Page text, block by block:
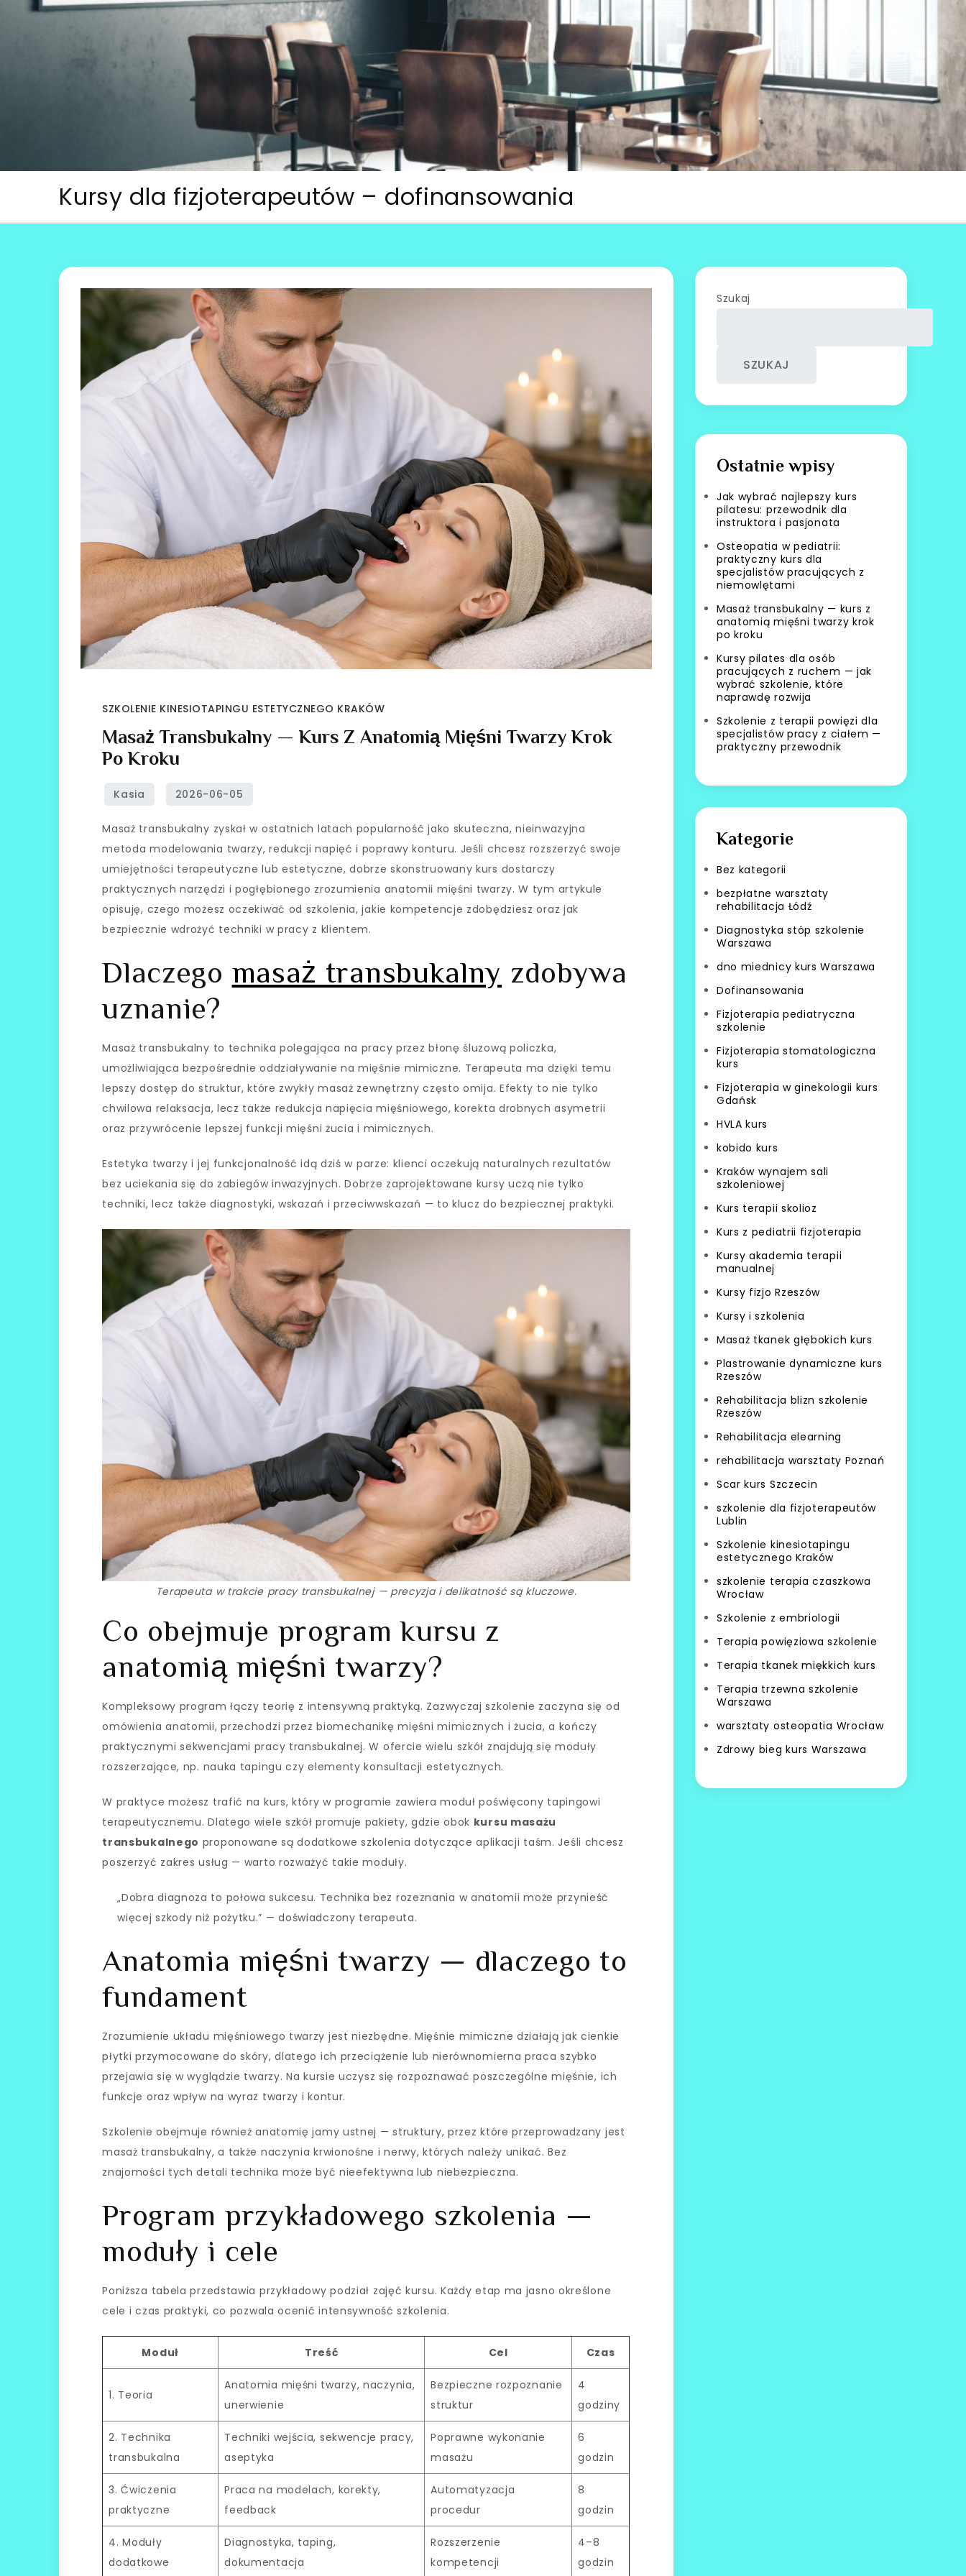
Kursy dla fizjoterapeutów – dofinansowania
SZKOLENIE KINESIOTAPINGU ESTETYCZNEGO KRAKÓW
Masaż Transbukalny — Kurs Z Anatomią Mięśni Twarzy Krok
Po Kroku
Masaż transbukalny zyskał w ostatnich latach popularność jako skuteczna, nieinwazyjna
metoda modelowania twarzy, redukcji napięć i poprawy konturu. Jeśli chcesz rozszerzyć swoje
umiejętności terapeutyczne lub estetyczne, dobrze skonstruowany kurs dostarczy
praktycznych narzędzi i pogłębionego zrozumienia anatomii mięśni twarzy. W tym artykule
opisuję, czego możesz oczekiwać od szkolenia, jakie kompetencje zdobędziesz oraz jak
bezpiecznie wdrożyć techniki w pracy z klientem.
Dlaczego masaż transbukalny zdobywa
uznanie?
Masaż transbukalny to technika polegająca na pracy przez błonę śluzową policzka,
umożliwiająca bezpośrednie oddziaływanie na mięśnie mimiczne. Terapeuta ma dzięki temu
lepszy dostęp do struktur, które zwykły masaż zewnętrzny często omija. Efekty to nie tylko
chwilowa relaksacja, lecz także redukcja napięcia mięśniowego, korekta drobnych asymetrii
oraz przywrócenie lepszej funkcji mięśni żucia i mimicznych.
Estetyka twarzy i jej funkcjonalność idą dziś w parze: klienci oczekują naturalnych rezultatów
bez uciekania się do zabiegów inwazyjnych. Dobrze zaprojektowane kursy uczą nie tylko
techniki, lecz także diagnostyki, wskazań i przeciwwskazań — to klucz do bezpiecznej praktyki.
Terapeuta w trakcie pracy transbukalnej — precyzja i delikatność są kluczowe.
Co obejmuje program kursu z
anatomią mięśni twarzy?
Kompleksowy program łączy teorię z intensywną praktyką. Zazwyczaj szkolenie zaczyna się od
omówienia anatomii, przechodzi przez biomechanikę mięśni mimicznych i żucia, a kończy
praktycznymi sekwencjami pracy transbukalnej. W ofercie wielu szkół znajdują się moduły
rozszerzające, np. nauka tapingu czy elementy konsultacji estetycznych.
W praktyce możesz trafić na kurs, który w programie zawiera moduł poświęcony tapingowi
terapeutycznemu. Dlatego wiele szkół promuje pakiety, gdzie obok kursu masażu
transbukalnego proponowane są dodatkowe szkolenia dotyczące aplikacji taśm. Jeśli chcesz
poszerzyć zakres usług — warto rozważyć takie moduły.
„Dobra diagnoza to połowa sukcesu. Technika bez rozeznania w anatomii może przynieść
więcej szkody niż pożytku.” — doświadczony terapeuta.
Anatomia mięśni twarzy — dlaczego to
fundament
Zrozumienie układu mięśniowego twarzy jest niezbędne. Mięśnie mimiczne działają jak cienkie
płytki przymocowane do skóry, dlatego ich przeciążenie lub nierównomierna praca szybko
przejawia się w wyglądzie twarzy. Na kursie uczysz się rozpoznawać poszczególne mięśnie, ich
funkcje oraz wpływ na wyraz twarzy i kontur.
Szkolenie obejmuje również anatomię jamy ustnej — struktury, przez które przeprowadzany jest
masaż transbukalny, a także naczynia krwionośne i nerwy, których należy unikać. Bez
znajomości tych detali technika może być nieefektywna lub niebezpieczna.
Program przykładowego szkolenia —
moduły i cele
Poniższa tabela przedstawia przykładowy podział zajęć kursu. Każdy etap ma jasno określone
cele i czas praktyki, co pozwala ocenić intensywność szkolenia.
Moduł Treść Cel Czas
1. Teoria
Anatomia mięśni twarzy, naczynia,
unerwienie
Bezpieczne rozpoznanie
struktur
4
godziny
2. Technika
transbukalna
Techniki wejścia, sekwencje pracy,
aseptyka
Poprawne wykonanie
masażu
6
godzin
3. Ćwiczenia
praktyczne
Praca na modelach, korekty,
feedback
Automatyzacja
procedur
8
godzin
4. Moduły
dodatkowe
Diagnostyka, taping,
dokumentacja
Rozszerzenie
kompetencji
4–8
godzin
Szukaj
SZUKAJ
Ostatnie wpisy
Jak wybrać najlepszy kurs
pilatesu: przewodnik dla
instruktora i pasjonata
Osteopatia w pediatrii:
praktyczny kurs dla
specjalistów pracujących z
niemowlętami
Masaż transbukalny — kurs z
anatomią mięśni twarzy krok
po kroku
Kursy pilates dla osób
pracujących z ruchem — jak
wybrać szkolenie, które
naprawdę rozwija
Szkolenie z terapii powięzi dla
specjalistów pracy z ciałem —
praktyczny przewodnik
Kategorie
Bez kategorii
bezpłatne warsztaty
rehabilitacja Łódź
Diagnostyka stóp szkolenie
Warszawa
dno miednicy kurs Warszawa
Dofinansowania
Fizjoterapia pediatryczna
szkolenie
Fizjoterapia stomatologiczna
kurs
Fizjoterapia w ginekologii kurs
Gdańsk
HVLA kurs
kobido kurs
Kraków wynajem sali
szkoleniowej
Kurs terapii skolioz
Kurs z pediatrii fizjoterapia
Kursy akademia terapii
manualnej
Kursy fizjo Rzeszów
Kursy i szkolenia
Masaż tkanek głębokich kurs
Plastrowanie dynamiczne kurs
Rzeszów
Rehabilitacja blizn szkolenie
Rzeszów
Rehabilitacja elearning
rehabilitacja warsztaty Poznań
Scar kurs Szczecin
szkolenie dla fizjoterapeutów
Lublin
Szkolenie kinesiotapingu
estetycznego Kraków
szkolenie terapia czaszkowa
Wrocław
Szkolenie z embriologii
Terapia powięziowa szkolenie
Terapia tkanek miękkich kurs
Terapia trzewna szkolenie
Warszawa
warsztaty osteopatia Wrocław
Zdrowy bieg kurs Warszawa